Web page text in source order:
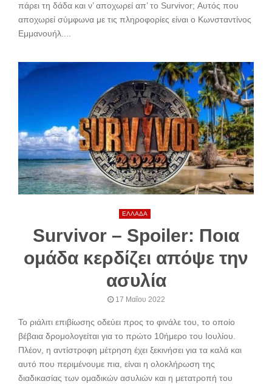
πάρει τη δάδα και ν’ αποχωρεί απ’ το Survivor; Αυτός που
αποχωρεί σύμφωνα με τις πληροφορίες είναι ο Κωνσταντίνος
Εμμανουήλ....
ΕΛΛΑΔΑ
Survivor – Spoiler: Ποια
ομάδα κερδίζει απόψε την
ασυλία
17 Μαΐου 2022
Το ριάλιτι επιβίωσης οδεύει προς το φινάλε του, το οποίο
βέβαια δρομολογείται για το πρώτο 10ήμερο του Ιουλίου.
Πλέον, η αντίστροφη μέτρηση έχει ξεκινήσει για τα καλά και
αυτό που περιμένουμε πια, είναι η ολοκλήρωση της
διαδικασίας των ομαδικών ασυλιών και η μετατροπή του